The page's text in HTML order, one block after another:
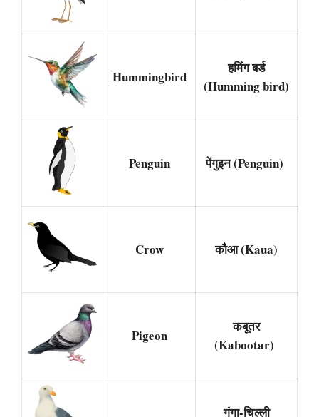
Hummingbird
हमिंग बर्ड
(Humming bird)
Penguin पेंगुइन (Penguin)
Crow कौआ (Kaua)
Pigeon
कबूतर
(Kabootar)
गंगा-चिल्ली